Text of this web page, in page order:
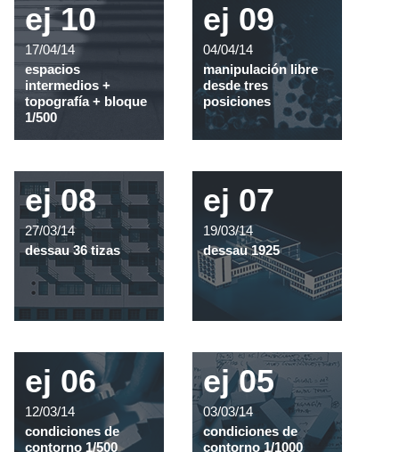
ej 10
17/04/14
espacios
intermedios +
topografía + bloque
1/500
ej 09
04/04/14
manipulación libre
desde tres
posiciones
ej 08
27/03/14
dessau 36 tizas
ej 07
19/03/14
dessau 1925
ej 06
12/03/14
condiciones de
contorno 1/500
ej 05
03/03/14
condiciones de
contorno 1/1000